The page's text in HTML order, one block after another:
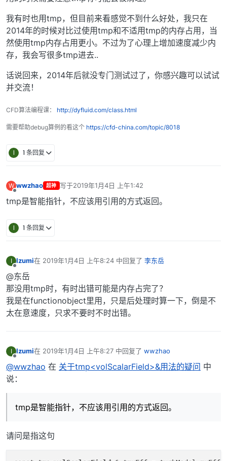
我有时也用tmp，但目前来看感觉不到什么好处，我只在
2014年的时候对比过使用tmp和不适用tmp的内存占用，当
然使用tmp内存占用更小。不过为了心理上增加速度减少内
存，我会写很多tmp进去..
话说回来，2014年后就没专门测试过了，你感兴趣可以试试
并交流！
CFD算法编程课： http://dyfluid.com/class.html
需要帮助debug算例的看这个 https://cfd-china.com/topic/8018
I 1 条回复
W wwzhao 超神 写于2019年1月4日 上午1:42
最后由 编辑
tmp是智能指针，不应该用引用的方式返回。
I 1 条回复
I Izumi在 2019年1月4日 上午8:24 中回复了 李东岳
最后由 编辑
@东岳
那没用tmp时，有时出错可能是内存占完了？
我是在functionobject里用，只是后处理时算一下，倒是不
太在意速度，只求不要时不时出错。
I Izumi在 2019年1月4日 上午8:27 中回复了 wwzhao
最后由 编辑
@wwzhao 在 关于tmp<volScalarField>&用法的疑问 中
说：
tmp是智能指针，不应该用引用的方式返回。
请问是指这句